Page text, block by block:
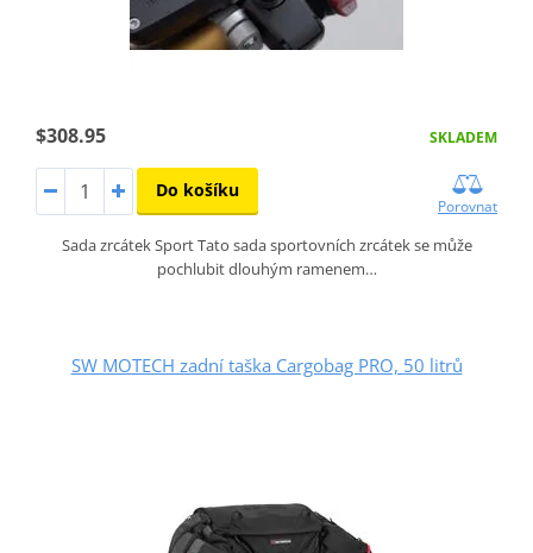
$308.95 SKLADEM
Do košíku
Porovnat
Sada zrcátek Sport Tato sada sportovních zrcátek se může
pochlubit dlouhým ramenem…
SW MOTECH zadní taška Cargobag PRO, 50 litrů